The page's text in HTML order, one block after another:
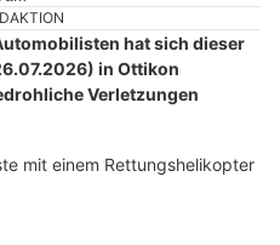
hat sich dieser
in Ottikon
Verletzungen
mit einem Rettungshelikopter